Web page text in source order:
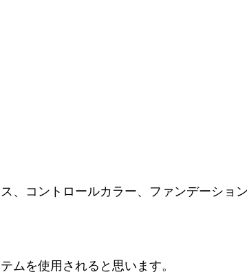
、コントロールカラー、ファンデーショ
ムを使用されると思います。